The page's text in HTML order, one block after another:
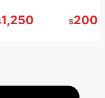
)、日本進口海
藻糖 紅烏龍花生
1,250
220g/13
$200
口海
生
220g/13條 健康
$